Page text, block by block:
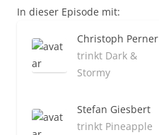
In dieser Episode mit:
Christoph Perner
trinkt Dark &
Stormy
Stefan Giesbert
trinkt Pineapple